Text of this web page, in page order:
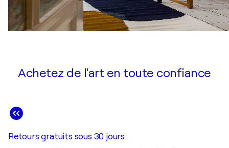
Achetez de l'art en toute confiance
Retours gratuits sous 30 jours